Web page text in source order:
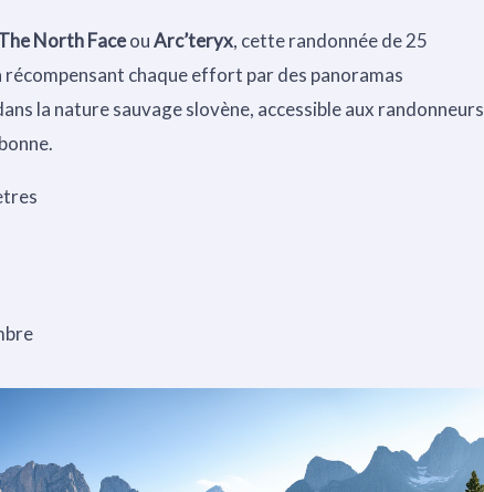
North FaceouArc’teryx, cette randonnée de 25
chaque effort par des panoramas
la nature sauvage slovène, accessible aux randonneurs